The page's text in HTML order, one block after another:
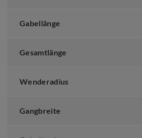
Gabellänge
Gesamtlänge
Wenderadius
Gangbreite